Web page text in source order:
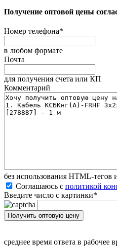
Получение оптовой цены
Номер телефона*
в любом формате
Почта
для получения счета или КП
Комментарий
без иcпользования HTML-тегов
Соглашаюсь с политикой
Введите число с картинки*
среднее время ответа в рабочее